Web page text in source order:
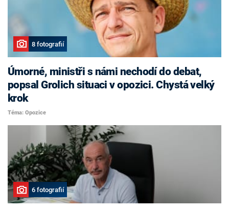
8 fotografií
Úmorné, ministři s námi nechodí do debat,
popsal Grolich situaci v opozici. Chystá velký
krok
Téma: Opozice
6 fotografií